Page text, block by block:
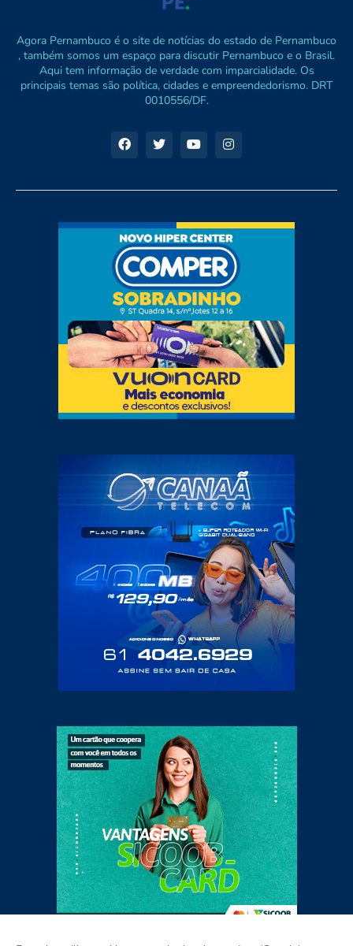
Agora Pernambuco é o site de notícias do estado de Pernambuco
, também somos um espaço para discutir Pernambuco e o Brasil.
Aqui tem informação de verdade com imparcialidade. Os
principais temas são política, cidades e empreendedorismo. DRT
0010556/DF.